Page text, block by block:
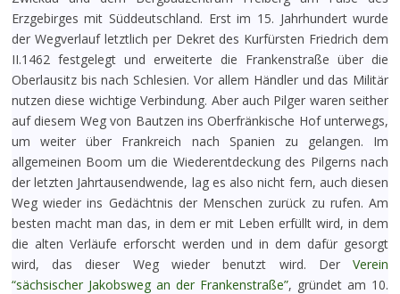
Erzgebirges mit Süddeutschland. Erst im 15. Jahrhundert wurde
der Wegverlauf letztlich per Dekret des Kurfürsten Friedrich dem
II.1462 festgelegt und erweiterte die Frankenstraße über die
Oberlausitz bis nach Schlesien. Vor allem Händler und das Militär
nutzen diese wichtige Verbindung. Aber auch Pilger waren seither
auf diesem Weg von Bautzen ins Oberfränkische Hof unterwegs,
um weiter über Frankreich nach Spanien zu gelangen. Im
allgemeinen Boom um die Wiederentdeckung des Pilgerns nach
der letzten Jahrtausendwende, lag es also nicht fern, auch diesen
Weg wieder ins Gedächtnis der Menschen zurück zu rufen. Am
besten macht man das, in dem er mit Leben erfüllt wird, in dem
die alten Verläufe erforscht werden und in dem dafür gesorgt
wird, das dieser Weg wieder benutzt wird. DerVerein
“sächsischer Jakobsweg an der Frankenstraße”, gründet am 10.